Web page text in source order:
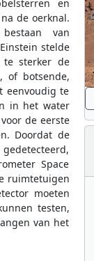
en
de oerknal.
van
stelde
te sterker de
of botsende,
eenvoudig te
in het water
de eerste
Doordat de
Space
ruimtetuigen
moeten
testen,
van het